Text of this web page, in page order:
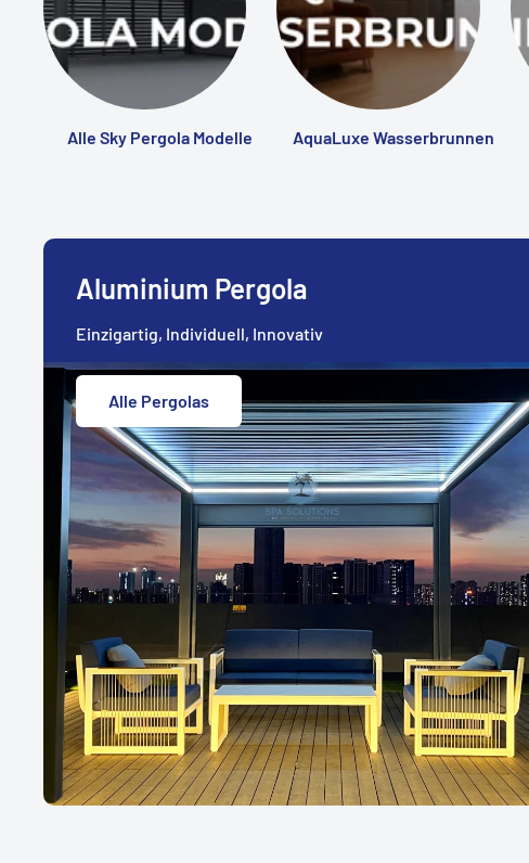
Alle Sky Pergola Modelle AquaLuxe Wasserbrunnen
Aluminium Pergola
Einzigartig, Individuell, Innovativ
Alle Pergolas